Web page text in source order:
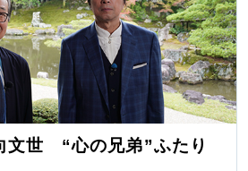
文世 “心の兄弟”ふたり